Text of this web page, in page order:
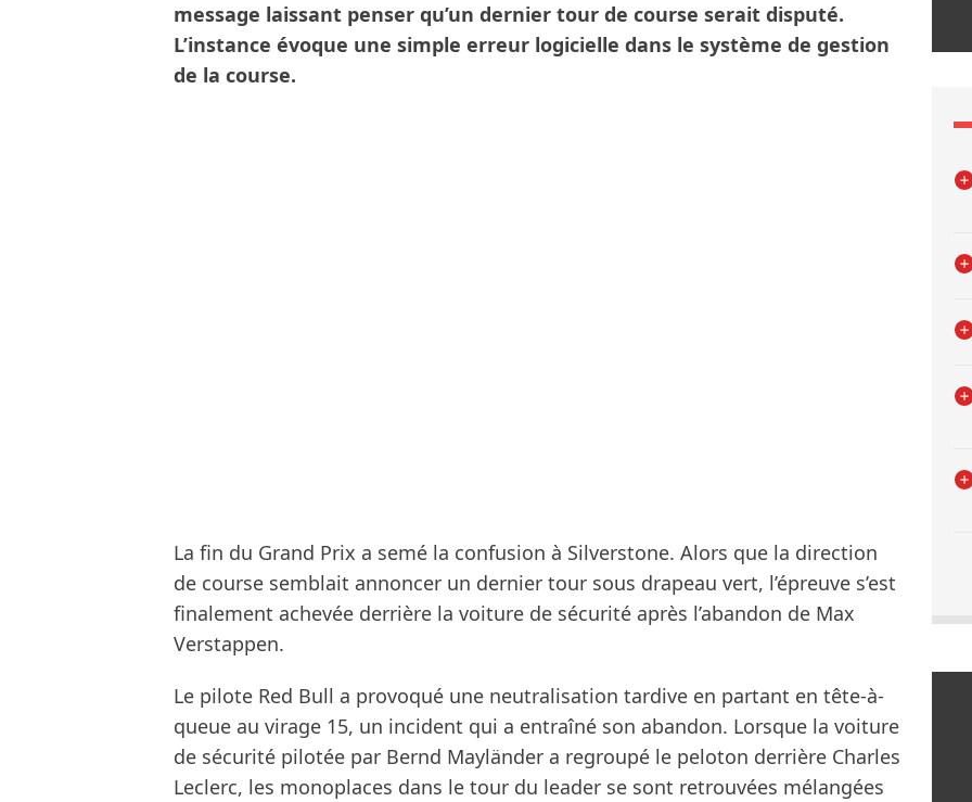
message laissant penser qu’un dernier tour de course serait disputé.
L’instance évoque une simple erreur logicielle dans le système de gestion
de la course.
La fin du Grand Prix a semé la confusion à Silverstone. Alors que la direction
de course semblait annoncer un dernier tour sous drapeau vert, l’épreuve s’est
finalement achevée derrière la voiture de sécurité après l’abandon de Max
Verstappen.
Le pilote Red Bull a provoqué une neutralisation tardive en partant en tête-à-
queue au virage 15, un incident qui a entraîné son abandon. Lorsque la voiture
de sécurité pilotée par Bernd Mayländer a regroupé le peloton derrière Charles
Leclerc, les monoplaces dans le tour du leader se sont retrouvées mélangées